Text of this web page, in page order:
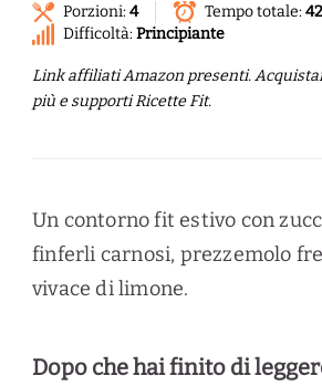
Porzioni:4 Tempo totale:
Difficoltà:Principiante
Link affiliati Amazon presenti.
più e supporti Ricette Fit.
Un contorno fit estivo con
finferli carnosi, prezzemolo
vivace di limone.
Dopo che hai finito di